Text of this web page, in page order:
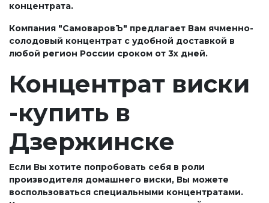
концентрата.
Компания "СамоваровЪ" предлагает Вам ячменно-
солодовый концентрат с удобной доставкой в
любой регион России сроком от 3х дней.
Концентрат виски
-купить в
Дзержинске
Если Вы хотите попробовать себя в роли
производителя домашнего виски, Вы можете
воспользоваться специальными концентратами.